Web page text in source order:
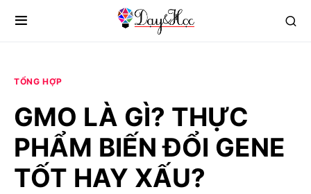
TỔNG HỢP
GMO LÀ GÌ? THỰC
PHẨM BIẾN ĐỔI GENE
TỐT HAY XẤU?